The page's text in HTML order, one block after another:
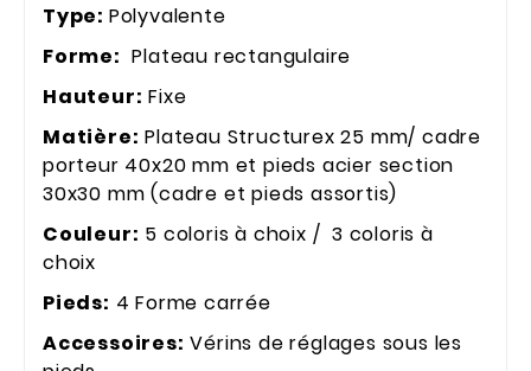
Type: Polyvalente
Forme: Plateau rectangulaire
Hauteur: Fixe
Matière: Plateau Structurex 25 mm/ cadre
porteur 40x20 mm et pieds acier section
30x30 mm (cadre et pieds assortis)
Couleur: 5 coloris à choix / 3 coloris à
choix
Pieds: 4 Forme carrée
Accessoires: Vérins de réglages sous les